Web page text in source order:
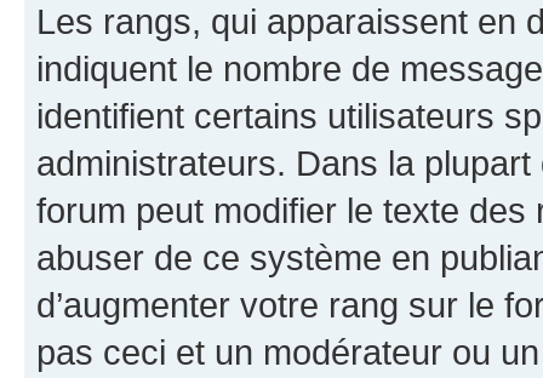
Les rangs, qui apparaissent en
indiquent le nombre de
identifient certains utilisateurs
administrateurs. Dans la
forum peut modifier le texte
abuser de ce système en
d’augmenter votre rang sur le
pas ceci et un modérateur ou